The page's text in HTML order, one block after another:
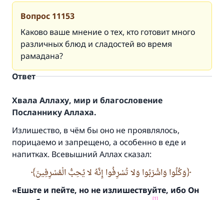
Вопрос 11153
Каково ваше мнение о тех, кто готовит много
различных блюд и сладостей во время
рамадана?
Ответ
Хвала Аллаху, мир и благословение
Посланнику Аллаха.
Излишество, в чём бы оно не проявлялось,
порицаемо и запрещено, а особенно в еде и
напитках. Всевышний Аллах сказал:
وَكُلُوا وَاشْرَبُوا وَلا تُسْرِفُوا إِنَّهُ لا يُحِبُّ الْمُسْرِفِينَ
«Ешьте и пейте, но не излишествуйте, ибо Он
[1]